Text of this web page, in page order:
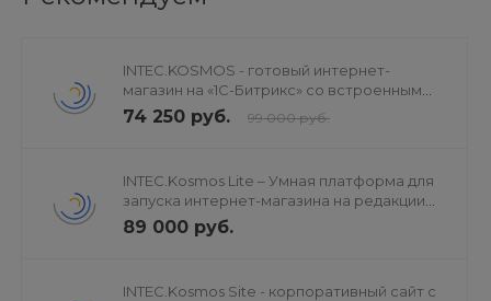
автосервисы (авторемонт), автомойки, шиномонтаж,
производство и продажа строительных материалов,
оборудования, строительной техники, мебели и т.д.
ландшафтный дизайна и дизайн интерьеров
бухгалтерские услуги
бронирование билетов, бронирование туров
медицинские центры и частные клиники,
INTEC.KOSMOS - готовый интернет-
магазин на «1С-Битрикс» со встроенным
искусственным интеллектом
74 250 руб. 99 000 руб.
INTEC.Kosmos Lite – Умная платформа для
запуска интернет-магазина на редакции
«Старт»
89 000 руб.
INTEC.Kosmos Site - корпоративный сайт с